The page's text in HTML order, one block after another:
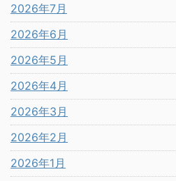
2026年7月
2026年6月
2026年5月
2026年4月
2026年3月
2026年2月
2026年1月